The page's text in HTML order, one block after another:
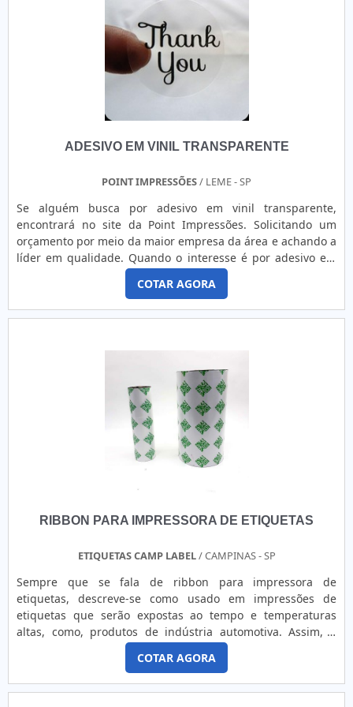
realizadas as atividades e biblioteca técnica de apoio, tudo
pensando em etiqueta patrimonial poliéster com ótima
qualidade.Há muitas maneiras eficientes de uma empresa
demonstrar competência, excelência e destaque em sua
área de atuação. A GID - Soluções em Adesivos se mostra
referência por ter: Soluções práticas e inovadoras que
garantem qualidade em todos os serviços prestados;
personalizada para cada cliente; Escritório de alta
tratando-se de etiqueta patrimonial poliéster, é importante
ótima qualidade e assertividade, detalhes que passam
despercebidos e podem gerar prejuízo futuros para os
clientes.É por esta razão que a GID - Soluções em Adesivos
é uma empresa inovadora quando falamos de empresas do
segmento de etiquetas, rótulos, banners e etiquetas com
resina. A empresa objetiva garantir o que há de melhor
para fidelizar os clientes.A EMPRESA MAIS QUALIFICADA DO
solução ideal para etiquetas, rótulos, banners e etiquetas
itens como engrenagem de ferro fundido e etiquetas em
aço escovado com ótima qualidade e precisão.A empresa
conta com um time de profissionais qualificados para o
serviço, além de investir em equipamentos modernos, que
se ajustam a sua necessidade. A GID - Soluções em
Adesivos é uma empresa que tem despontado no mercado
ADESIVO EM VINIL TRANSPARENTE
POINT IMPRESSÕES/ LEME - SP
Se alguém busca por adesivo em vinil transparente,
encontrará no site da Point Impressões. Solicitando um
orçamento por meio da maior empresa da área e achando a
líder em qualidade. Quando o interesse é por adesivo em
vinil transparente, com a Point Impressões alcançará
proteção com pagamento acessível.UM POUCO MAIS SOBRE
ADESIVO EM VINIL TRANSPARENTEHá muitas maneiras
eficientes de demonstrar competência e excelência em sua
de ponta; Escritório de alta qualidade onde são realizadas
as atividades; Amplo catálogo de produtos para atender as
mais diversas necessidades. Tudo para oferecer adesivo
vinil transparente com ótima qualidade. Sem perder o foco
em adesivo em vinil transparente, sempre deve-se buscar
uma empresa que tenha produtos e serviços com ótima
qualidade e excelente custo-benefício, detalhes que
passam despercebidos e podem gerar prejuízo futuros para
altamente qualificada quando se fala do segmento de
e desenvolvimento no que gera resultado e qualidade para
que terão o maior prazer em auxiliar com suas
dúvidas.REFERÊNCIA DE QUALIDADE NO SEGMENTONa
Point Impressões é possível encontrar o que há de melhor
em comunicação visual. A empresa oferece opções como
adesivos e placas de sinalização industrial com ótima
qualidade e excelente custo-benefício.Se diferenciando
dentro de seu segmento, a empresa consegue também
COTAR AGORA
RIBBON PARA IMPRESSORA DE ETIQUETAS
ETIQUETAS CAMP LABEL/ CAMPINAS - SP
Sempre que se fala de ribbon para impressora de
etiquetas, descreve-se como usado em impressões de
etiquetas que serão expostas ao tempo e temperaturas
altas, como, produtos de indústria automotiva. Assim, a
empresa garante a satisfação dos clientes através de um
atendimento singular, por meio de profissionais treinados e
altamente qualificados.O PRODUTO GARANTE DIVERSAS
APLICAÇÕESProduzido em cera, resina ou misto, o ribbon é
COTAR AGORA